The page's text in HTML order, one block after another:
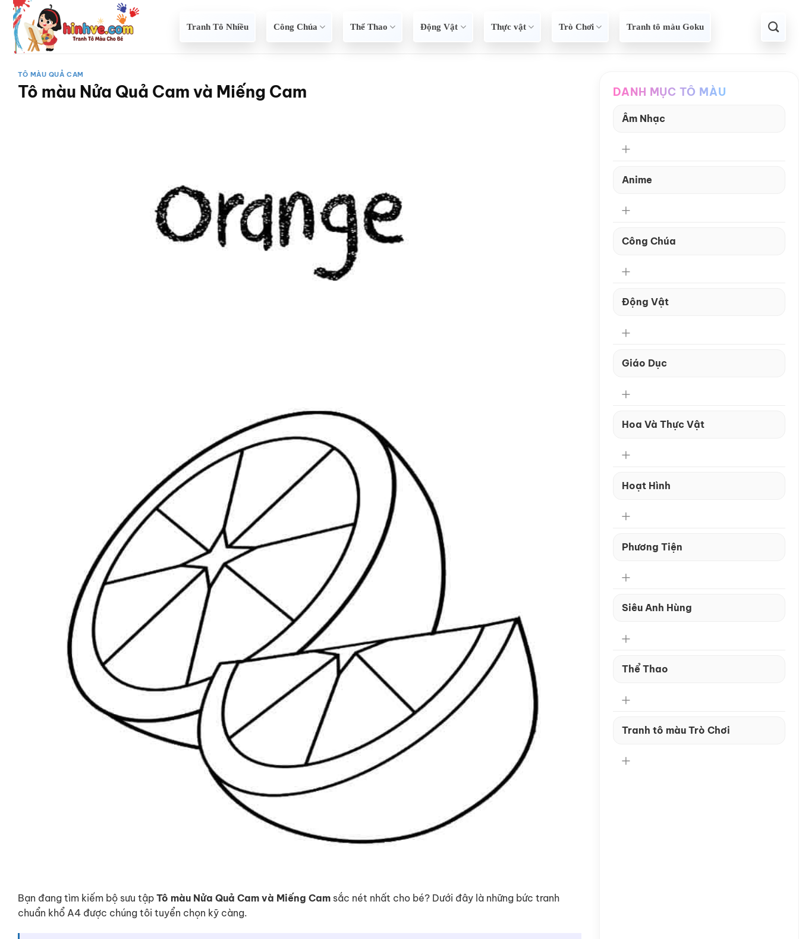
qua
dung
Tranh Tô Nhiều Công Chúa Thể Thao Động Vật Thực vật Trò Chơi Tranh tô màu Goku
TÔ MÀU QUẢ CAM
Tô màu Nửa Quả Cam và Miếng Cam
Bạn đang tìm kiếm bộ sưu tập Tô màu Nửa Quả Cam và Miếng Cam sắc nét nhất cho bé? Dưới đây là những bức tranh
chuẩn khổ A4 được chúng tôi tuyển chọn kỹ càng.
DANH MỤC TÔ MÀU
Âm Nhạc
Anime
Công Chúa
Động Vật
Giáo Dục
Hoa Và Thực Vật
Hoạt Hình
Phương Tiện
Siêu Anh Hùng
Thể Thao
Tranh tô màu Trò Chơi